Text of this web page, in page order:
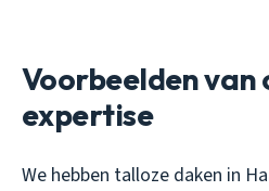
Voorbeelden van
expertise
We hebben talloze daken in